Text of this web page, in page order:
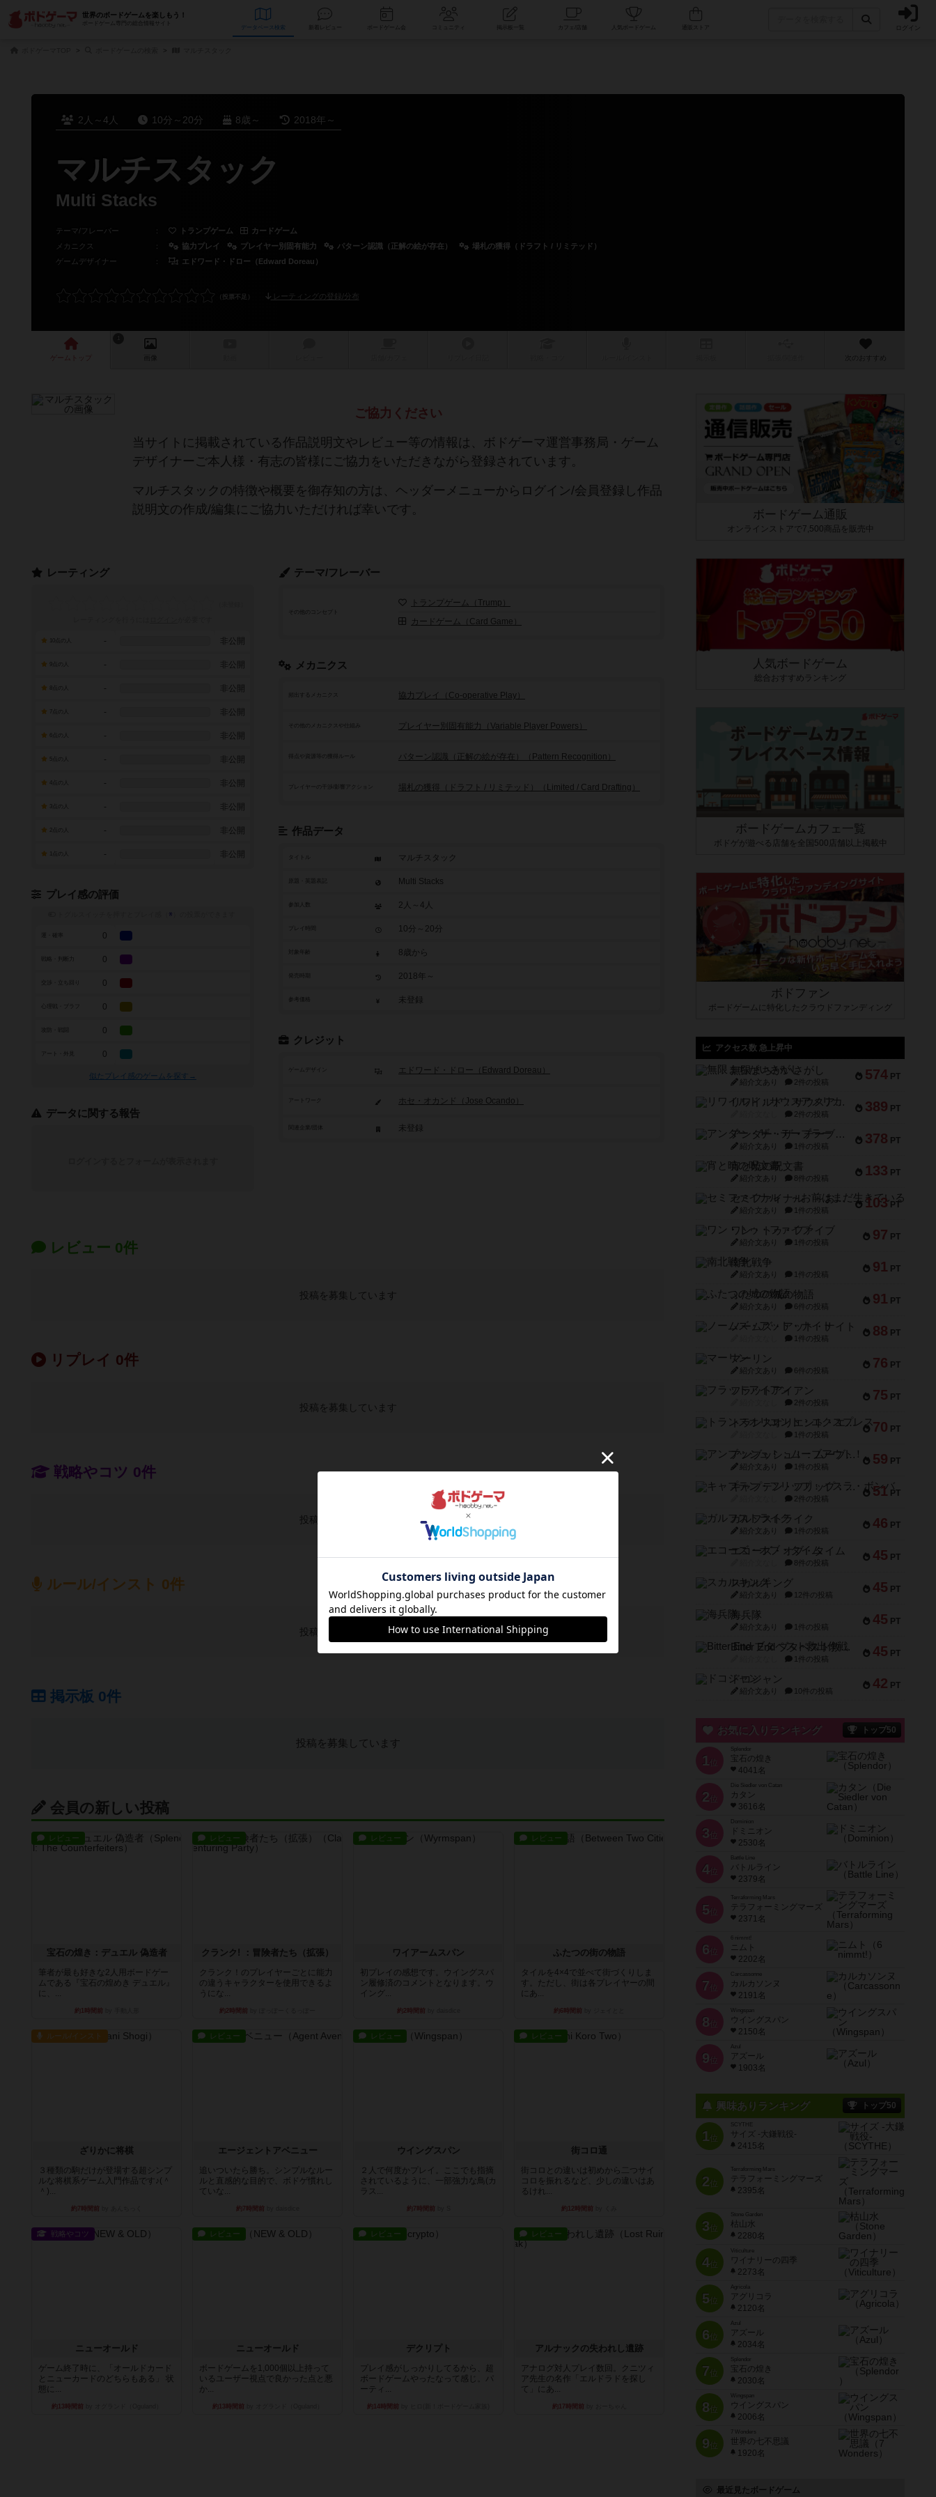
世界のボードゲームを楽しもう！
ボードゲーム専門の総合情報サイト
データベース コミュニティ 人気ボードゲーム ログイン
2人～4人 10分～20分 8歳～ 2018年～
マルチスタック
Multi Stacks
テーマ/フレーバー ： トランプゲーム
カードゲーム
メカニクス
： 協力プレイ プレイヤー別固有能力 パターン認識（正解の絵が存在）
場札の獲得（ドラフト / リミテッド）
ゲームデザイナー
： エドワード・ドロー（Edward Doreau）
レーティングの登録/分布
ゲーム 画像 次のおすすめ
ご協力ください
当サイトに掲載されている作品説明文やレビュー等の情報は、ボドゲーマ運営事務局・ゲーム
デザイナーご本人様・有志の皆様にご協力をいただきながら登録されています。
マルチスタックの特徴や概要を御存知の方は、ヘッダーメニューからログイン/会員登録し作品
説明文の作成/編集にご協力いただければ幸いです。
テーマ/フレーバー
その他のコンセプト
トランプゲーム（Trump）
カードゲーム（Card Game）
メカニクス
頻出するメカニクス 協力プレイ（Co-operative Play）
その他のメカニクスや仕組み プレイヤー別固有能力（Variable Player Powers）
パターン認識（正解の絵が存在）（Pattern Recognition）
プレイヤーの干渉/影響アクション 場札の獲得（ドラフト / リミテッド）（Limited / Card Drafting）
作品データ
タイトル マルチスタック
Multi Stacks
参加人数 2人～4人
10分～20分
8歳から
2018年～
参考価格 未登録
クレジット
ゲームデザイン エドワード・ドロー（Edward Doreau）
アートワーク ホセ・オカンド（Jose Ocando）
未登録
レーティング
- 非公開
- 非公開
- 非公開
7点の人 - 非公開
- 非公開
- 非公開
- 非公開
- 非公開
- 非公開
- 非公開
プレイ感の評価
※
0
戦略・判断力 0
0
0
0
アート・外見 0
似たプレイ感のゲームを探す→
データに関する報告
レビュー 0件
投稿を募集しています
リプレイ 0件
投稿を募集しています
戦略やコツ 0件
投稿を募集しています
ルール/インスト 0件
投稿を募集しています
掲示板 0件
投稿を募集しています
会員の新しい投稿
レビュー
宝石の煌き：デュエル 偽造者
筆者が最も好きな2人用ボードゲー
ムである『宝石の煌めき デュエル』
に、...
約1時間前
レビュー
クランク! ：冒険者たち（拡張）
クランク！のプレイヤーごとに能力
の違うキャラクターを使用できるよ
うにな...
約2時間前
レビュー
ワイアームスパン
初プレイの感想です。ウイングスパ
ン履修済のコメントとなります。ウ
イング...
約2時間前
レビュー
ふたつの街の物語
タイルを4×4で並べて街づくりしま
す。ただし、街は各プレイヤーの間
にあ...
約6時間前
ルール/インスト
ざりかに将棋
３種類の駒だけが登場する超シンプ
ルな将棋系ゲーム入門作品です♪(＾
＾)...
約7時間前
レビュー
エージェントアベニュー
追いついたら勝ち。シンプルなルー
ルと直感的な目的で、ボドゲ慣れし
ていな...
約7時間前
レビュー
ウイングスパン
２人で何度かプレイ。ここでも指摘
されているように、一部強力な鳥(カ
ラス...
約7時間前
レビュー
街コロ通
街コロとの違いは初めから二つサイ
コロを振れるなど、少しの違いはあ
るけれ...
約12時間前
戦略やコツ
ニューオールド
ゲーム終了時に、「オールドカード
とニューカードのどちらもある」 状
態に...
約13時間前
レビュー
ニューオールド
ボードゲームを1,000個以上持って
いるユーザー視点で良かった点と悪
か...
約13時間前
レビュー
デクリプト
プレイ感がしっかりしてるから、超
ボードゲームやったなって感じ。パ
ーティ...
約14時間前
レビュー
アルナックの失われし遺跡
アナログ対人プレイ数回。クニツィ
ア先生の名作「エルドラドを探し
て」にあ...
約17時間前
ボードゲーム通販
オンラインストアで7,500商品を販売中
人気ボードゲーム
総合おすすめランキング
ボードゲームカフェ一覧
ボドゲが遊べる店舗を全国500店舗以上掲載中
ボドファン
ボードゲームに特化したクラウドファンディング
アクセス数 急上昇中
574 PT
無限まちがいさがし
紹介文あり 2件の投稿
389 PT
リワイルド：サウスアメリカ
2件の投稿
378 PT
アンダー・ザ・テーブラー
紹介文あり 1件の投稿
133 PT
宵と暁の呪文書
紹介文あり 8件の投稿
103 PT
セミファイナル ～お前はまだ生きている～
紹介文あり 1件の投稿
97 PT
ワン・トゥ・ファイブ
紹介文あり 1件の投稿
91 PT
南北戦争
紹介文あり 1件の投稿
91 PT
ふたつの城の物語
紹介文あり 6件の投稿
88 PT
ノームズ・アット・ナイト
1件の投稿
76 PT
マーリン
紹介文あり 6件の投稿
75 PT
フラットアイアン
2件の投稿
70 PT
トランスオリエント・エクスプレス
1件の投稿
59 PT
アンブッシュ！：ムーブアウト！
紹介文あり 1件の投稿
51 PT
キャプテン・フリップ：イスラ・ボンバ
2件の投稿
46 PT
ガルフストライク
紹介文あり 1件の投稿
45 PT
エコーズ・オブ・タイム
8件の投稿
45 PT
スカルキング
紹介文あり 12件の投稿
45 PT
海兵隊
紹介文あり 1件の投稿
45 PT
Bitter End ブタペスト救出作戦
1件の投稿
42 PT
ドコジャン
紹介文あり 10件の投稿
お気に入りランキング トップ50
1 位
宝石の煌き
4041名
2 位
Die Siedler von Catan
カタン
3616名
3 位
ドミニオン
2530名
4位
Battle Line
バトルライン
2379名
5 位
Terraforming Mars
テラフォーミングマーズ
2371名
6 位
ニムト
2202名
7 位
Carcassonne
カルカソンヌ
2191名
8 位
Wingspan
ウイングスパン
2150名
9 位
Azul
アズール
1903名
興味ありランキング トップ50
1位
SCYTHE
サイズ -大鎌戦役-
2415名
2位
Terraforming Mars
テラフォーミングマーズ
2395名
3位
Stone Garden
枯山水
2280名
4位
Viticulture
ワイナリーの四季
2273名
5位
Agricola
アグリコラ
2120名
6位
Azul
アズール
2034名
7位
宝石の煌き
2030名
8位
Wingspan
ウイングスパン
2006名
9位
7 Wonders
世界の七不思議
1920名
最近見たボードゲーム